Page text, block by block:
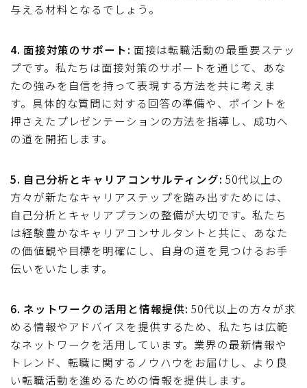
与える材料となるでしょう。
4. 面接対策のサポート: 面接は転職活動の最重要ステッ
プです。私たちは面接対策のサポートを通じて、あな
たの強みを自信を持って表現する方法を共に考えま
す。具体的な質問に対する回答の準備や、ポイントを
押さえたプレゼンテーションの方法を指導し、成功へ
の道を開拓します。
5. 自己分析とキャリアコンサルティング: 50代以上の
方々が新たなキャリアステップを踏み出すためには、
自己分析とキャリアプランの整備が大切です。私たち
は経験豊かなキャリアコンサルタントと共に、あなた
の価値観や目標を明確にし、自身の道を見つけるお手
伝いをいたします。
6. ネットワークの活用と情報提供: 50代以上の方々が求
める情報やアドバイスを提供するため、私たちは広範
なネットワークを活用しています。業界の最新情報や
トレンド、転職に関するノウハウをお届けし、より良
い転職活動を進めるための情報を提供します。